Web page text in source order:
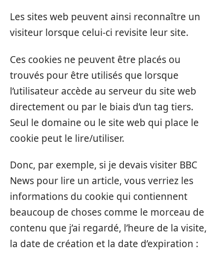
Les sites web peuvent ainsi reconnaître un
visiteur lorsque celui-ci revisite leur site.
Ces cookies ne peuvent être placés ou
trouvés pour être utilisés que lorsque
l’utilisateur accède au serveur du site web
directement ou par le biais d’un tag tiers.
Seul le domaine ou le site web qui place le
cookie peut le lire/utiliser.
Donc, par exemple, si je devais visiter BBC
News pour lire un article, vous verriez les
informations du cookie qui contiennent
beaucoup de choses comme le morceau de
contenu que j’ai regardé, l’heure de la visite,
la date de création et la date d’expiration :